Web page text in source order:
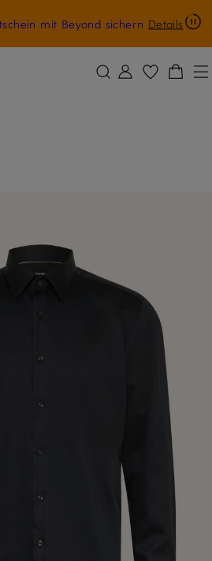
ZUM SUCHFELD ÜBERSPRINGEN
mit Beyond sichern Details